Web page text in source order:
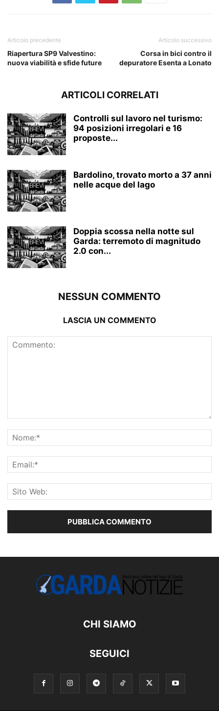
Articolo precedente
Riapertura SP9 Valvestino:
nuova viabilità e sfide future
Articolo successivo
Corsa in bici contro il
depuratore Esenta a Lonato
ARTICOLI CORRELATI
Controlli sul lavoro nel turismo:
94 posizioni irregolari e 16
proposte...
Bardolino, trovato morto a 37 anni
nelle acque del lago
Doppia scossa nella notte sul
Garda: terremoto di magnitudo
2.0 con...
NESSUN COMMENTO
LASCIA UN COMMENTO
CHI SIAMO
SEGUICI